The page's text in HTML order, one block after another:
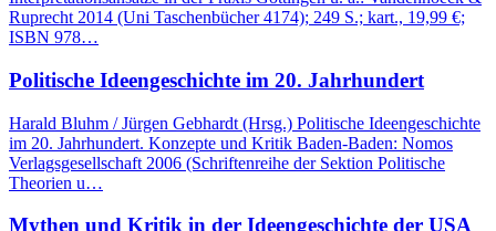
Ruprecht 2014 (Uni Taschenbücher 4174); 249 S.; kart., 19,99 €;
ISBN 978…
Politische Ideengeschichte im 20. Jahrhundert
Harald Bluhm / Jürgen Gebhardt (Hrsg.) Politische Ideengeschichte
im 20. Jahrhundert. Konzepte und Kritik Baden-Baden: Nomos
Verlagsgesellschaft 2006 (Schriftenreihe der Sektion Politische
Theorien u…
Mythen und Kritik in der Ideengeschichte der USA